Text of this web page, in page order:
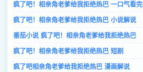
疯了吧！相亲角老爹给我拒绝热巴 一口气看完
疯了吧！相亲角老爹给我拒绝热巴 小说解说
番茄小说 疯了吧！相亲角老爹给我拒绝热巴
疯了吧！相亲角老爹给我拒绝热巴 短剧
疯了吧相亲角老爹给我拒绝热巴 漫画解说